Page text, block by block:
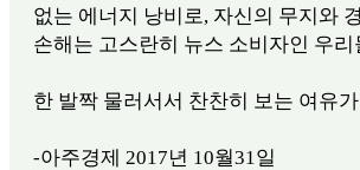
없는 에너지 낭비로, 자신의 무지와
손해는 고스란히 뉴스 소비자인 우
한 발짝 물러서서 찬찬히 보는 여유
-아주경제 2017년 10월31일